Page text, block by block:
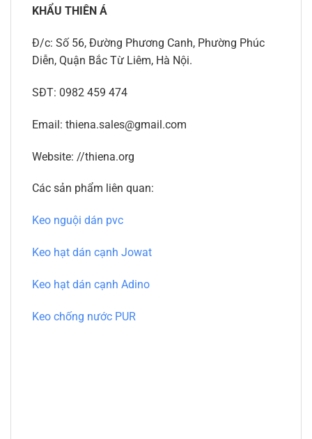
KHẨU THIÊN Á
Đ/c: Số 56, Đường Phương Canh, Phường Phúc
Diễn, Quận Bắc Từ Liêm, Hà Nội.
SĐT: 0982 459 474
Email: thiena.sales@gmail.com
Website: //thiena.org
Các sản phẩm liên quan:
Keo nguội dán pvc
Keo hạt dán cạnh Jowat
Keo hạt dán cạnh Adino
Keo chống nước PUR